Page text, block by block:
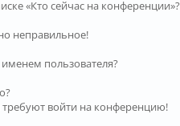
«Кто сейчас на конференции»?
неправильное!
пользователя?
требуют войти на конференцию!